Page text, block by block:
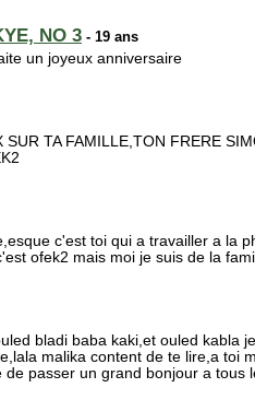
NO 3 - 19 ans
un joyeux anniversaire
TA FAMILLE,TON FRERE
c'est toi qui a travailler a la
ofek2 mais moi je suis de la
bladi baba kaki,et ouled kabla
malika content de te lire,a toi
passer un grand bonjour a tous